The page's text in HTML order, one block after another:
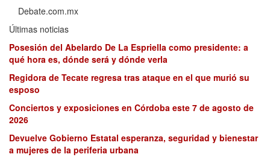
Debate.com.mx
Últimas noticias
Posesión del Abelardo De La Espriella como presidente: a
qué hora es, dónde será y dónde verla
Regidora de Tecate regresa tras ataque en el que murió su
esposo
Conciertos y exposiciones en Córdoba este 7 de agosto de
2026
Devuelve Gobierno Estatal esperanza, seguridad y bienestar
a mujeres de la periferia urbana